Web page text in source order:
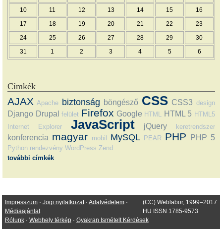
10 11 12 13 14 15 16
17 18 19 20 21 22 23
24 25 26 27 28 29 30
31 1 2 3 4 5 6
Címkék
AJAX Apache biztonság böngésző CSS CSS3 design
Django Drupal felület Firefox Google HTML HTML 5 HTML5
Internet Explorer
JavaScript jQuery keretrendszer
konferencia magyar mobil MySQL PEAR PHP PHP 5
Python rendezvény WordPress Zend
további címkék
(CC) Weblabor, 1999–2017
HU ISSN 1785-9573
Impresszum· Jogi nyilatkozat· Adatvédelem·
Médiaajánlat
Rólunk· Webhely térkép· Gyakran Ismételt Kérdések